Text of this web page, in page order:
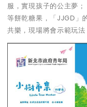
服，實現孩子的公主夢
等餅乾糖果，「JJGD」
共樂，現場將會示範玩